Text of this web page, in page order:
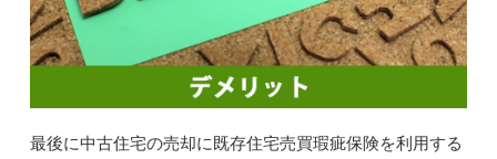
最後に中古住宅の売却に既存住宅売買瑕疵保険を利用する